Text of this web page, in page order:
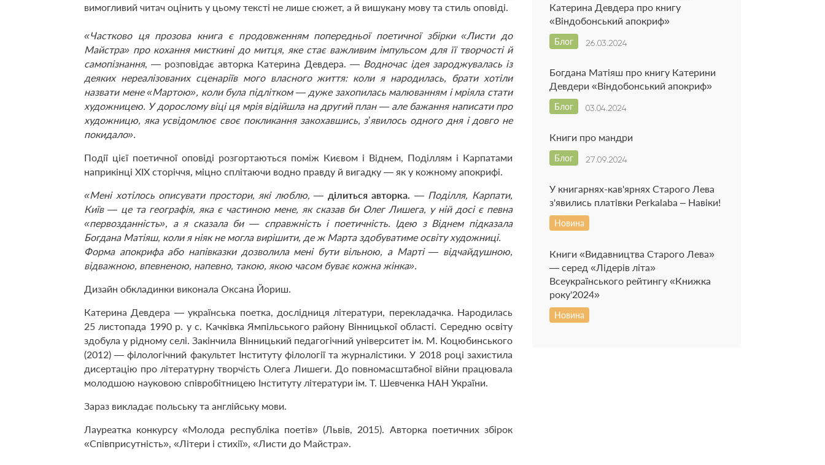
вимогливий читач оцінить у цьому тексті не лише сюжет, а й вишукану мову та стиль оповіді.
«Частково ця прозова книга є продовженням попередньої поетичної збірки «Листи до
Майстра» про кохання мисткині до митця, яке стає важливим імпульсом для її творчості й
самопізнання, — розповідає авторка Катерина Девдера. — Водночас ідея зароджувалась із
деяких нереалізованих сценаріїв мого власного життя: коли я народилась, брати хотіли
назвати мене «Мартою», коли була підлітком — дуже захопилась малюванням і мріяла стати
художницею. У дорослому віці ця мрія відійшла на другий план — але бажання написати про
художницю, яка усвідомлює своє покликання закохавшись, з’явилось одного дня і довго не
покидало».
Події цієї поетичної оповіді розгортаються поміж Києвом і Віднем, Поділлям і Карпатами
наприкінці ХІХ сторіччя, міцно сплітаючи водно правду й вигадку — як у кожному апокрифі.
«Мені хотілось описувати простори, які люблю, — ділиться авторка. — Поділля, Карпати,
Київ — це та географія, яка є частиною мене, як сказав би Олег Лишега, у ній досі є певна
«первозданність», а я сказала би — справжність і поетичність. Ідею з Віднем підказала
Богдана Матіяш, коли я ніяк не могла вирішити, де ж Марта здобуватиме освіту художниці.
Форма апокрифа або напівказки дозволила мені бути вільною, а Марті — відчайдушною,
відважною, впевненою, напевно, такою, якою часом буває кожна жінка».
Дизайн обкладинки виконала Оксана Йориш.
Катерина Девдера — українська поетка, дослідниця літератури, перекладачка. Народилась
25 листопада 1990 р. у с. Качківка Ямпільського району Вінницької області. Середню освіту
здобула у рідному селі. Закінчила Вінницький педагогічний університет ім. М. Коцюбинського
(2012) — філологічний факультет Інституту філології та журналістики. У 2018 році захистила
дисертацію про літературну творчість Олега Лишеги. До повномасштабної війни працювала
молодшою науковою співробітницею Інституту літератури ім. Т. Шевченка НАН України.
Зараз викладає польську та англійську мови.
Лауреатка конкурсу «Молода республіка поетів» (Львів, 2015). Авторка поетичних збірок
«Співприсутність», «Літери і стихії», «Листи до Майстра».
Катерина Девдера про книгу
«Віндобонський апокриф»
26.03.2024
Блог
Богдана Матіяш про книгу Катерини
Девдери «Віндобонський апокриф»
03.04.2024
Блог
Книги про мандри
27.09.2024
Блог
У книгарнях-кав'ярнях Старого Лева
з'явились платівки Perkalaba – Навіки!
Новина
Книги «Видавництва Старого Лева»
— серед «Лідерів літа»
Всеукраїнського рейтингу «Книжка
року'2024»
Новина